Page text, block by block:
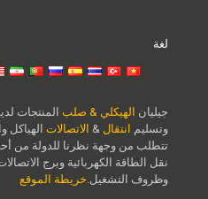
لغة
جيليان الهيكلي & صلب المنتجات
وتسليم
انتقال & الاتصالات الهياكل
تتطلب من وجهة نظرنا للدولة من
نقل الطاقة الكهربائية وبرج
وظروف التشغيل. خريطة الموقع